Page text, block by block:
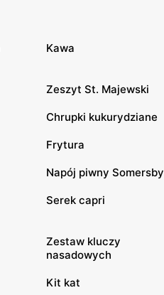
Kawa
Zeszyt St. Majewski
Chrupki kukurydziane
Frytura
Napój piwny Somersby
Serek capri
Zestaw kluczy
nasadowych
Kit kat